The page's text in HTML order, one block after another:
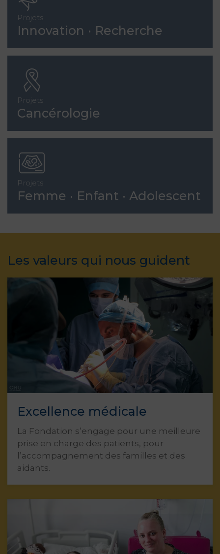
Projets
Innovation · Recherche
Projets
Cancérologie
Projets
Femme · Enfant · Adolescent
Les valeurs qui nous guident
Excellence médicale
La Fondation s’engage pour une meilleure
prise en charge des patients, pour
l’accompagnement des familles et des
aidants.